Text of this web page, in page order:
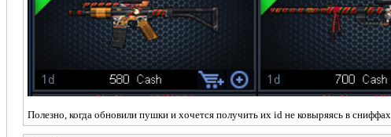
Полезно, когда обновили пушки и хочется получить их id не ковыряясь в сниффах.